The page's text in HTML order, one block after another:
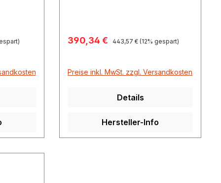
Verkaufspreis:
390,34 € Regulärer Preis:
443,57 € (12% gespart)
Preise inkl. MwSt. zzgl. Versandkosten
Details
Hersteller-Info